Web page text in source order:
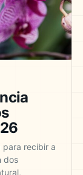
para recibir a
dos